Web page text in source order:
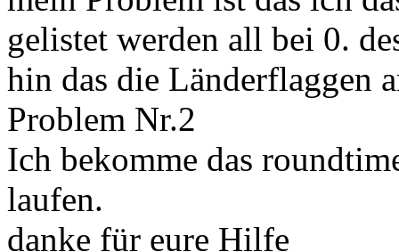
gelistet werden all bei 0.
hin das die Länderflaggen
Problem Nr.2
Ich bekomme das
laufen.
danke für eure Hilfe